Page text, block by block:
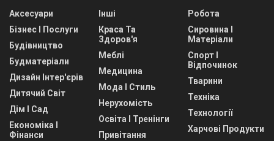
Аксесуари
Бізнес І Послуги
Будівництво
Будматеріали
Дизайн Інтер'єрів
Дитячий Світ
Дім І Сад
Економіка І
Фінанси
Інші
Краса Та
Здоров'я
Меблі
Медицина
Мода І Стиль
Нерухомість
Освіта І Тренінги
Привітання
Робота
Сировина І
Матеріали
Спорт І
Відпочинок
Тварини
Техніка
Технології
Харчові Продукти